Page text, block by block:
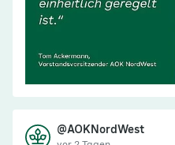
@AOKNordWest